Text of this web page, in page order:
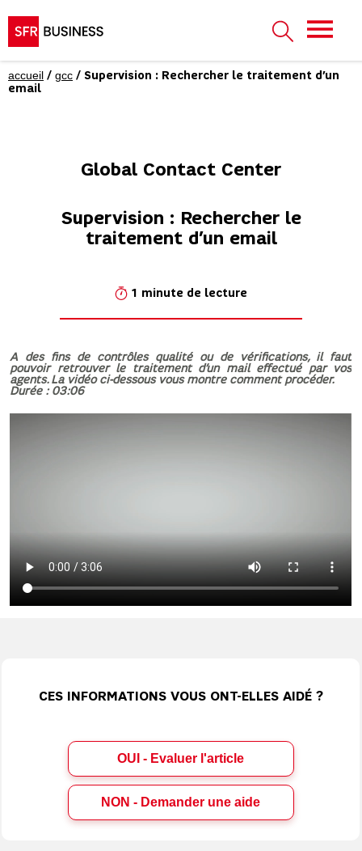
accueil / gcc / Supervision : Rechercher le traitement d’un
email
Global Contact Center
Supervision : Rechercher le
traitement d’un email
1 minute de lecture
A des fins de contrôles qualité ou de vérifications, il faut
pouvoir retrouver le traitement d’un mail effectué par vos
agents. La vidéo ci-dessous vous montre comment procéder.
Durée : 03:06
CES INFORMATIONS VOUS ONT-ELLES AIDÉ ?
OUI - Evaluer l'article